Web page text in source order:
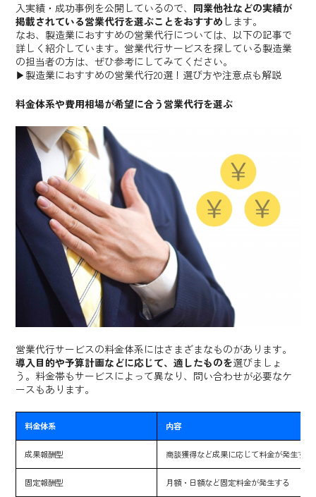
ブリッジインターナショナル株式会社
SALES ROBOTICS株式会社
ビーモーション株式会社
株式会社GrandCentral
株式会社スタジアム
インプレックス アンド カンパニー株式会社
StockSun株式会社
東京で利用できる営業代行に関するよくある質問
東京で利用できる営業代行の費用相場は？
営業代行が利用しやすい業種は？
営業代行はフリーランスを利用するのもあり？
製造業向け営業代行なら営業製作所がおすすめ
入実績・成功事例を公開しているので、 同業他社などの実績が
掲載されている営業代行を選ぶことをおすすめ します。
なお、製造業におすすめの営業代行については、以下の記事で
詳しく紹介しています。営業代行サービスを探している製造業
の担当者の方は、ぜひ参考にしてみてください。
▶︎製造業におすすめの営業代行20選！選び方や注意点も解説
料金体系や費用相場が希望に合う営業代行を選ぶ
営業代行サービスの料金体系にはさまざまなものがあります。
導入目的や予算計画などに応じて、適したものを選びましょ
う。料金帯もサービスによって異なり、問い合わせが必要なケ
ースもあります。
料金体系 内容
成果報酬型 商談獲得など成果に応じて料金が発生する
固定報酬型 月額・日額など固定料金が発生する